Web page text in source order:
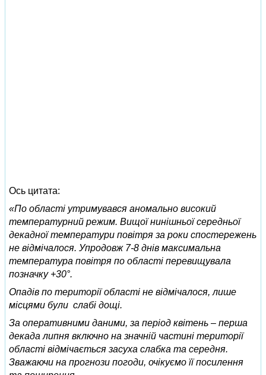
Ось цитата:
«По області утримувався аномально високий
температурний режим. Вищої нинішньої середньої
декадної температури повітря за роки спостережень
не відмічалося. Упродовж 7-8 днів максимальна
температура повітря по області перевищувала
позначку +30°.
Опадів по території області не відмічалося, лише
місцями були слабі дощі.
За оперативними даними, за період квітень – перша
декада липня включно на значній частині території
області відмічається засуха слабка та середня.
Зважаючи на прогнози погоди, очікуємо її посилення